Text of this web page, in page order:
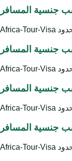
جنسية المسافر
جنسية المسافر
جنسية المسافر
جنسية المسافر